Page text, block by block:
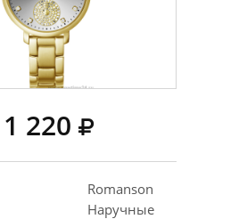
220
Romanson
Наручные